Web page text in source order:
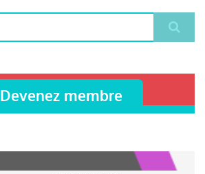
Devenez membre